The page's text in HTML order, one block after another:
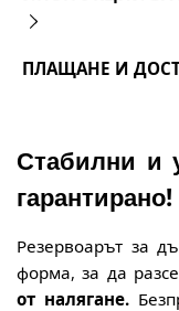
ПЛАЩАНЕ И
Стабилни и
гарантирано!
Резервоарът за
форма,за да
от налягане.